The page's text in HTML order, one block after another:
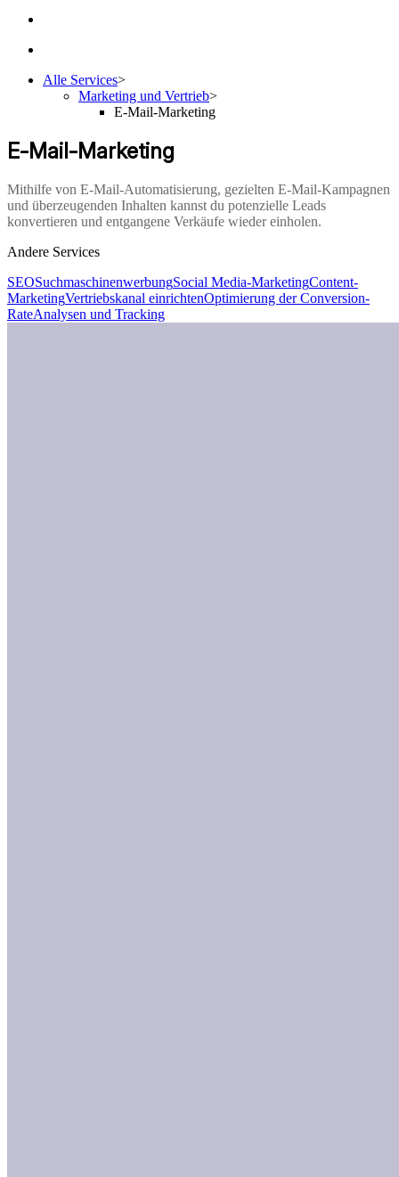
Alle Services>
Marketing und Vertrieb>
E-Mail-Marketing
E-Mail-Marketing
Mithilfe von E-Mail-Automatisierung, gezielten E-Mail-Kampagnen
und überzeugenden Inhalten kannst du potenzielle Leads
konvertieren und entgangene Verkäufe wieder einholen.
Andere Services
SEOSuchmaschinenwerbungSocial Media-MarketingContent-
MarketingVertriebskanal einrichtenOptimierung der Conversion-
RateAnalysen und Tracking